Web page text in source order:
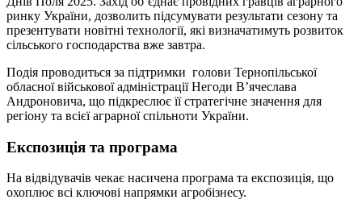
ринку України, дозволить підсумувати результати сезону та
презентувати новітні технології, які визначатимуть розвиток
сільського господарства вже завтра.
Подія проводиться за підтримки голови Тернопільської
обласної військової адміністрації Негоди В’ячеслава
Андроновича, що підкреслює її стратегічне значення для
регіону та всієї аграрної спільноти України.
Експозиція та програма
На відвідувачів чекає насичена програма та експозиція, що
охоплює всі ключові напрямки агробізнесу.